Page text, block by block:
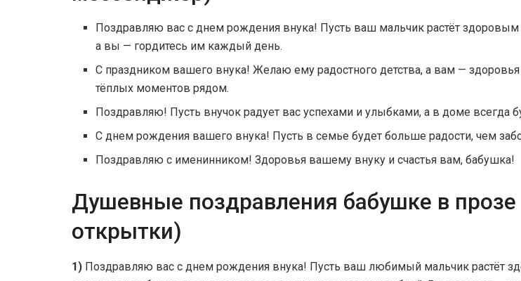
Поздравляю вас с днем рождения внука! Пусть ваш мальчик растёт здоровым
а вы — гордитесь им каждый день.
С праздником вашего внука! Желаю ему радостного детства, а вам —
тёплых моментов рядом.
Поздравляю! Пусть внучок радует вас успехами и улыбками, а в доме всегда
С днем рождения вашего внука! Пусть в семье будет больше радости, чем
Поздравляю с именинником! Здоровья вашему внуку и счастья вам, бабушка!
Душевные поздравления бабушке в прозе
открытки)
1) Поздравляю вас с днем рождения внука! Пусть ваш любимый мальчик растёт